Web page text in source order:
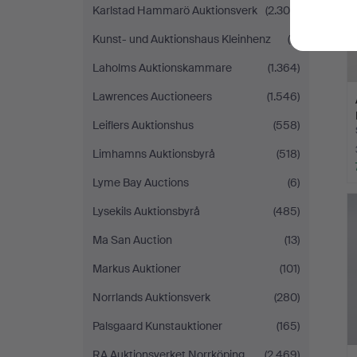
Karlstad Hammarö Auktionsverk (2.304)
Kunst- und Auktionshaus Kleinhenz
(9)
Laholms Auktionskammare
(1.364)
Lawrences Auctioneers
(1.546)
Leiflers Auktionshus
(558)
Limhamns Auktionsbyrå
(518)
Lyme Bay Auctions
(6)
Lysekils Auktionsbyrå
(485)
Ma San Auction
(13)
Markus Auktioner
(101)
Norrlands Auktionsverk
(280)
Palsgaard Kunstauktioner
(165)